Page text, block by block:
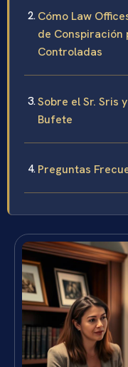
Cómo Law
de Conspiración
Controladas
Sobre el Sr. Sris
Bufete
Preguntas